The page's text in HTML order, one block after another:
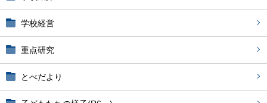
学校経営
重点研究
とべだより